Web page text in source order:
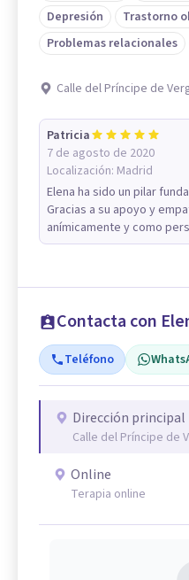
Depresión
Trastorno
Problemas relacionales
Calle del Príncipe de
Patricia
7 de agosto de 2020
Localización: Madrid
Elena ha sido un pilar
Gracias a su apoyo y
anímicamente y como
Contacta con
Teléfono
Dirección principal
Calle del Príncipe de
Online
Terapia online